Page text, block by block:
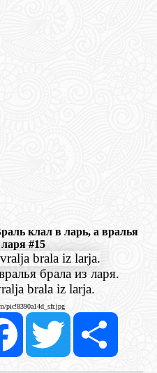
клал в ларь, а вралья
#15
брала из ларя.
brala iz larja.
pic!8390a14d_sfr.jpg
FacebookTwitter